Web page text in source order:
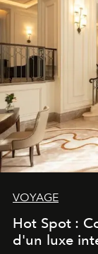
VOYAGE
Hot Spot :
d'un luxe